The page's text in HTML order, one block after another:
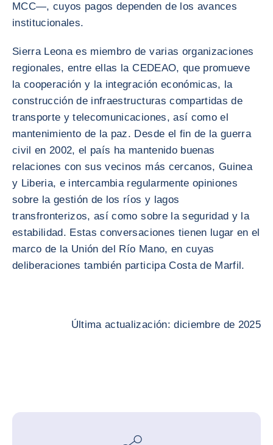
MCC—, cuyos pagos dependen de los avances
institucionales.
Sierra Leona es miembro de varias organizaciones
regionales, entre ellas la CEDEAO, que promueve
la cooperación y la integración económicas, la
construcción de infraestructuras compartidas de
transporte y telecomunicaciones, así como el
mantenimiento de la paz. Desde el fin de la guerra
civil en 2002, el país ha mantenido buenas
relaciones con sus vecinos más cercanos, Guinea
y Liberia, e intercambia regularmente opiniones
sobre la gestión de los ríos y lagos
transfronterizos, así como sobre la seguridad y la
estabilidad. Estas conversaciones tienen lugar en el
marco de la Unión del Río Mano, en cuyas
deliberaciones también participa Costa de Marfil.
Última actualización: diciembre de 2025